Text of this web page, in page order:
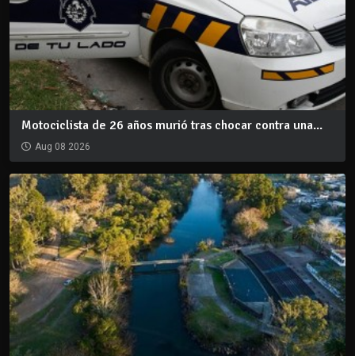
Motociclista de 26 años murió tras chocar contra una...
Aug 08 2026